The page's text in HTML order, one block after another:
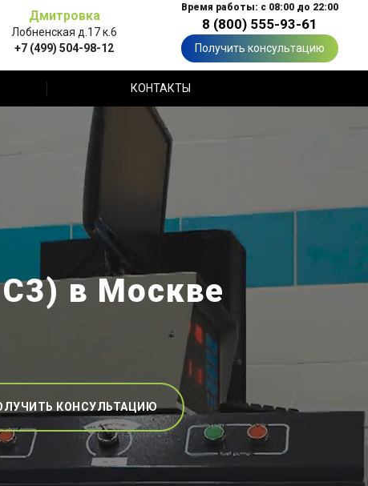
Дмитровка
Лобненская д.17 к.6
+7 (499) 504-98-12
Время работы: с 08:00 до 22:00
8 (800) 555-93-61
Получить консультацию
КОНТАКТЫ
в Москве
КОНСУЛЬТАЦИЮ